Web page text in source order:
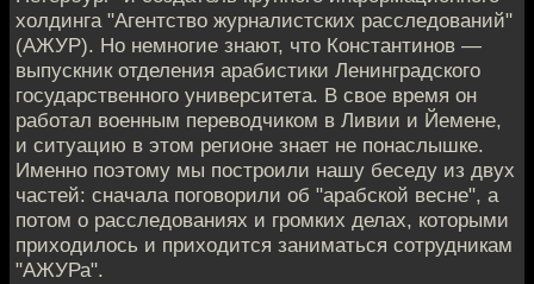
холдинга "Агентство журналистских расследований"
(АЖУР). Но немногие знают, что Константинов —
выпускник отделения арабистики Ленинградского
государственного университета. В свое время он
работал военным переводчиком в Ливии и Йемене,
и ситуацию в этом регионе знает не понаслышке.
Именно поэтому мы построили нашу беседу из двух
частей: сначала поговорили об "арабской весне", а
потом о расследованиях и громких делах, которыми
приходилось и приходится заниматься сотрудникам
"АЖУРа".